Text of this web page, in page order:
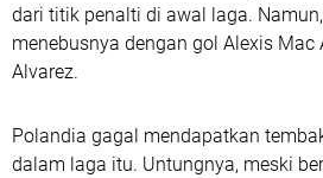
dari titik penalti di awal laga.
menebusnya dengan gol Alexis
Alvarez.
Polandia gagal mendapatkan
dalam laga itu. Untungnya, meski